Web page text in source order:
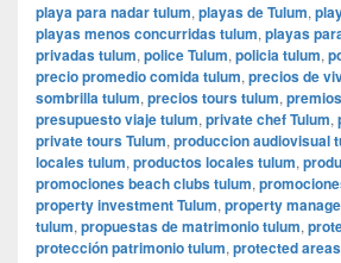
playa para nadar tulum, playas de Tulum,
playas menos concurridas tulum, playas
privadas tulum, police Tulum, policia tulum,
precio promedio comida tulum, precios de
sombrilla tulum, precios tours tulum,
presupuesto viaje tulum, private chef Tulum,
private tours Tulum, produccion audiovisual
locales tulum, productos locales tulum,
promociones beach clubs tulum,
property investment Tulum, property
tulum, propuestas de matrimonio tulum,
protección patrimonio tulum, protected